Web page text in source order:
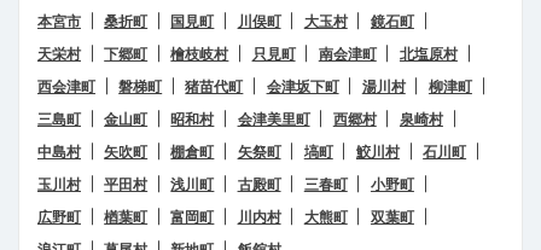
本宮市
桑折町 国見町 川俣町 大玉村
鏡石町
天栄村
下郷町 檜枝岐村 只見町 南会津町
北塩原村
西会津町
磐梯町 猪苗代町 会津坂下町 湯川村
柳津町
三島町
金山町 昭和村 会津美里町 西郷村
泉崎村
中島村
矢吹町 棚倉町 矢祭町 塙町 鮫川村
石川町
玉川村
平田村 浅川町 古殿町 三春町
小野町
広野町
楢葉町 富岡町 川内村 大熊町
双葉町